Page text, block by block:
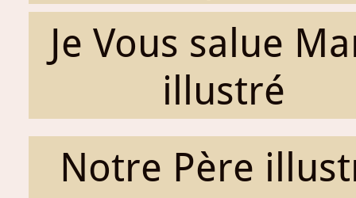
Je Vous salue
illustré
Notre Père